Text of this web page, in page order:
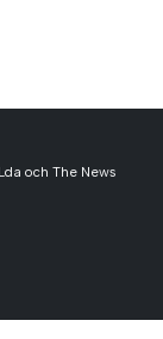
och The News